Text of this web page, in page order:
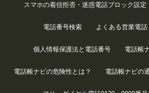
スマホの着信拒否・迷惑電話ブロック設定
電話番号検索 よくある営業電
個人情報保護法と電話番号 電話帳
電話帳ナビの危険性とは？ 電話帳ナビの